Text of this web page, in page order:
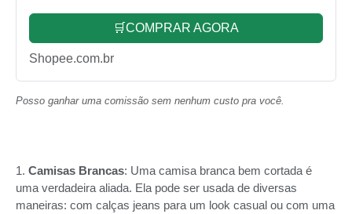
🛒COMPRAR AGORA
Shopee.com.br
Posso ganhar uma comissão sem nenhum custo pra você.
1. Camisas Brancas: Uma camisa branca bem cortada é
uma verdadeira aliada. Ela pode ser usada de diversas
maneiras: com calças jeans para um look casual ou com uma